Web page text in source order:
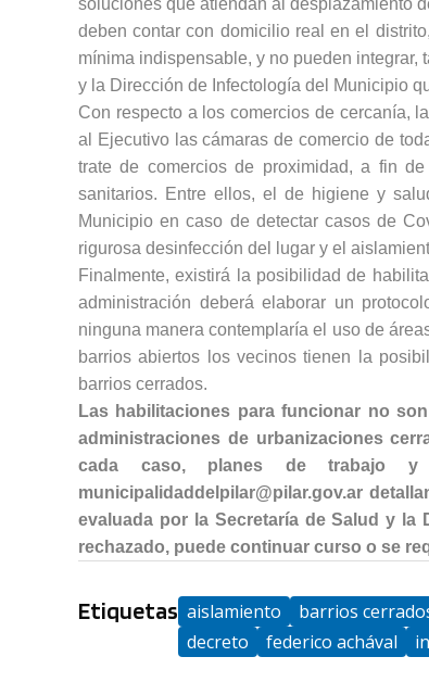
soluciones que atiendan al desplazamiento
deben contar con domicilio real en el
mínima indispensable, y no pueden integrar,
y la Dirección de Infectología del Municipio
Con respecto a los comercios de cercanía,
al Ejecutivo las cámaras de comercio de
trate de comercios de proximidad, a fin
sanitarios. Entre ellos, el de higiene y
Municipio en caso de detectar casos de
rigurosa desinfección del lugar y el
Finalmente, existirá la posibilidad de
administración deberá elaborar un
ninguna manera contemplaría el uso de
barrios abiertos los vecinos tienen la
barrios cerrados.
Las habilitaciones para funcionar no
administraciones de urbanizaciones
cada caso, planes de trabajo y
municipalidaddelpilar@pilar.gov.ar
evaluada por la Secretaría de Salud y la
rechazado, puede continuar curso o se
Etiquetas aislamiento barrios
decreto
federico achával